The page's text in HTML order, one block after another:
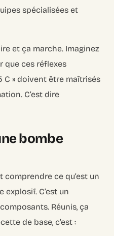
spécialisées et
et ça marche. Imaginez
que ces réflexes
C » doivent être maîtrisés
C’est dire
bombe
comprendre ce qu’est un
explosif. C’est un
Réunis, ça
de base, c’est :